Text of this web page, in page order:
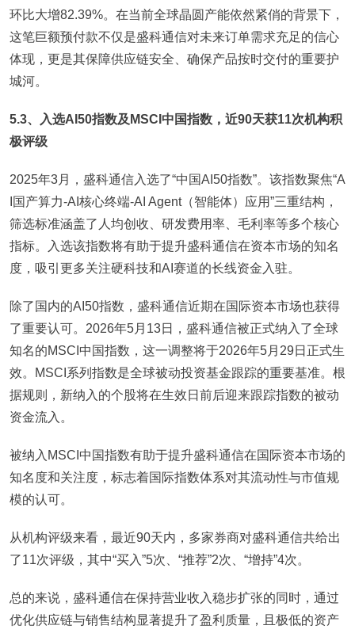
环比大增82.39%。在当前全球晶圆产能依然紧俏的背景下，
这笔巨额预付款不仅是盛科通信对未来订单需求充足的信心
体现，更是其保障供应链安全、确保产品按时交付的重要护
城河。
5.3、入选AI50指数及MSCI中国指数，近90天获11次机构积
极评级
2025年3月，盛科通信入选了“中国AI50指数”。该指数聚焦“A
I国产算力-AI核心终端-AI Agent（智能体）应用”三重结构，
筛选标准涵盖了人均创收、研发费用率、毛利率等多个核心
指标。入选该指数将有助于提升盛科通信在资本市场的知名
度，吸引更多关注硬科技和AI赛道的长线资金入驻。
除了国内的AI50指数，盛科通信近期在国际资本市场也获得
了重要认可。2026年5月13日，盛科通信被正式纳入了全球
知名的MSCI中国指数，这一调整将于2026年5月29日正式生
效。MSCI系列指数是全球被动投资基金跟踪的重要基准。根
据规则，新纳入的个股将在生效日前后迎来跟踪指数的被动
资金流入。
被纳入MSCI中国指数有助于提升盛科通信在国际资本市场的
知名度和关注度，标志着国际指数体系对其流动性与市值规
模的认可。
从机构评级来看，最近90天内，多家券商对盛科通信共给出
了11次评级，其中“买入”5次、“推荐”2次、“增持”4次。
总的来说，盛科通信在保持营业收入稳步扩张的同时，通过
优化供应链与销售结构显著提升了盈利质量，且极低的资产